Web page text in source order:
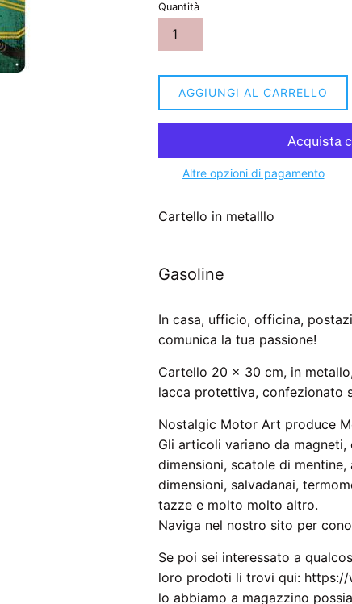
Quantità
AGGIUNGI AL CARRELLO
Altre opzioni di pagamento
Cartello in metalllo
Gasoline
In casa, ufficio, officina,
comunica la tua passione!
Cartello 20 x 30 cm, in
lacca protettiva, confezionato
Nostalgic Motor Art produce
Gli articoli variano da
dimensioni, scatole di
dimensioni, salvadanai,
tazze e molto molto altro.
Naviga nel nostro sito per
Se poi sei interessato a
loro prodoti li trovi qui:
lo abbiamo a magazzino